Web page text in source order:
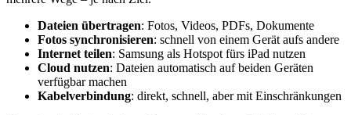
Dateien übertragen: Fotos, Videos, PDFs, Dokumente
Fotos synchronisieren: schnell von einem Gerät aufs andere
Internet teilen: Samsung als Hotspot fürs iPad nutzen
Cloud nutzen: Dateien automatisch auf beiden Geräten
verfügbar machen
Kabelverbindung: direkt, schnell, aber mit Einschränkungen